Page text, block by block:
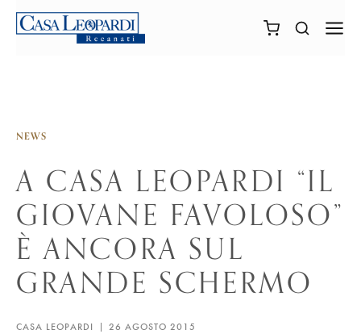
NEWS
A CASA LEOPARDI “IL
GIOVANE FAVOLOSO”
È ANCORA SUL
GRANDE SCHERMO
CASA LEOPARDI 26 AGOSTO 2015